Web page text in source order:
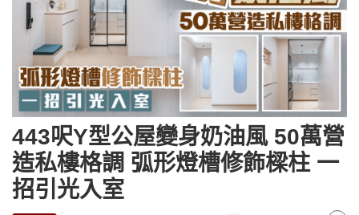
443呎Y型公屋變身奶油風 50萬營
造私樓格調 弧形燈槽修飾樑柱 一
招引光入室